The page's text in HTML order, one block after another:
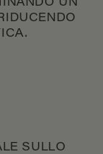
UN
SULLO